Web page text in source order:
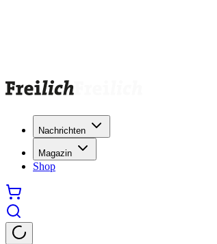
Nachrichten
Magazin
Shop